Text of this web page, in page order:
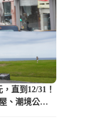
直到12/31！
、潮境公園